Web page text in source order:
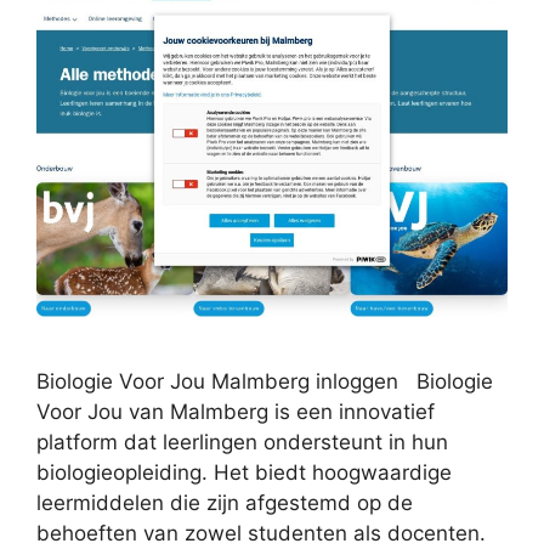
Biologie Voor Jou Malmberg inloggen Biologie
Voor Jou van Malmberg is een innovatief
platform dat leerlingen ondersteunt in hun
biologieopleiding. Het biedt hoogwaardige
leermiddelen die zijn afgestemd op de
behoeften van zowel studenten als docenten.